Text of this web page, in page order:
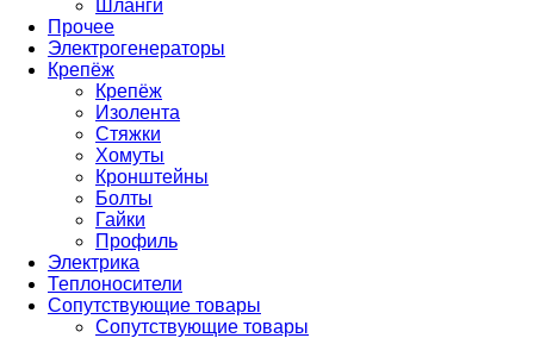
Шланги
Прочее
Электрогенераторы
Крепёж
Крепёж
Изолента
Стяжки
Хомуты
Кронштейны
Болты
Гайки
Профиль
Электрика
Теплоносители
Сопутствующие товары
Сопутствующие товары